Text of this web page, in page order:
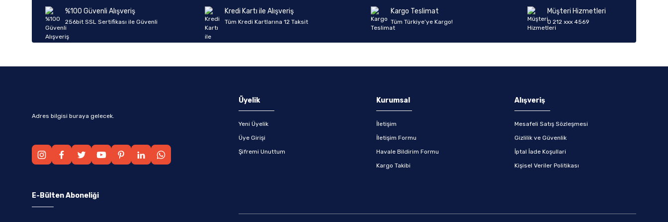
Ürün fiyatı diğer sitelerden daha pahalı.
Bu ürüne benzer farklı alternatifler olmalı.
%100 Güvenli Alışveriş
256bit SSL Sertifikası ile Güvenli
Kredi Kartı ile Alışveriş
Tüm Kredi Kartlarına 12 Taksit
Kargo Teslimat
Tüm Türkiye’ye Kargo!
Müşteri Hizmetleri
0 212 xxx 4569
Adres bilgisi buraya gelecek.
Üyelik
Yeni Üyelik
Üye Girişi
Şifremi Unuttum
Kurumsal
İletişim
İletişim Formu
Havale Bildirim Formu
Kargo Takibi
Alışveriş
Mesafeli Satış Sözleşmesi
Gizlilik ve Güvenlik
İptal İade Koşullari
Kişisel Veriler Politikası
E-Bülten Aboneliği